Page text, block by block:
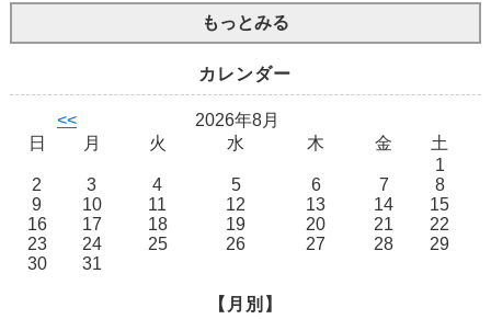
もっとみる
カレンダー
<<
2026年8月
日
月 火 水 木 金
土
1
2
3 4 5 6 7
8
9
10 11 12 13 14
15
16
17 18 19 20 21
22
23
24 25 26 27 28
29
30
31
【月別】